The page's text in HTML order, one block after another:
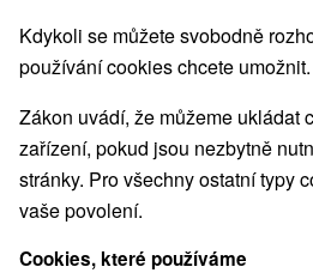
Kdykoli se můžete svobodně
používání cookies chcete umožnit.
Zákon uvádí, že můžeme ukládat
zařízení, pokud jsou nezbytně
stránky. Pro všechny ostatní typy
vaše povolení.
Cookies, které používáme